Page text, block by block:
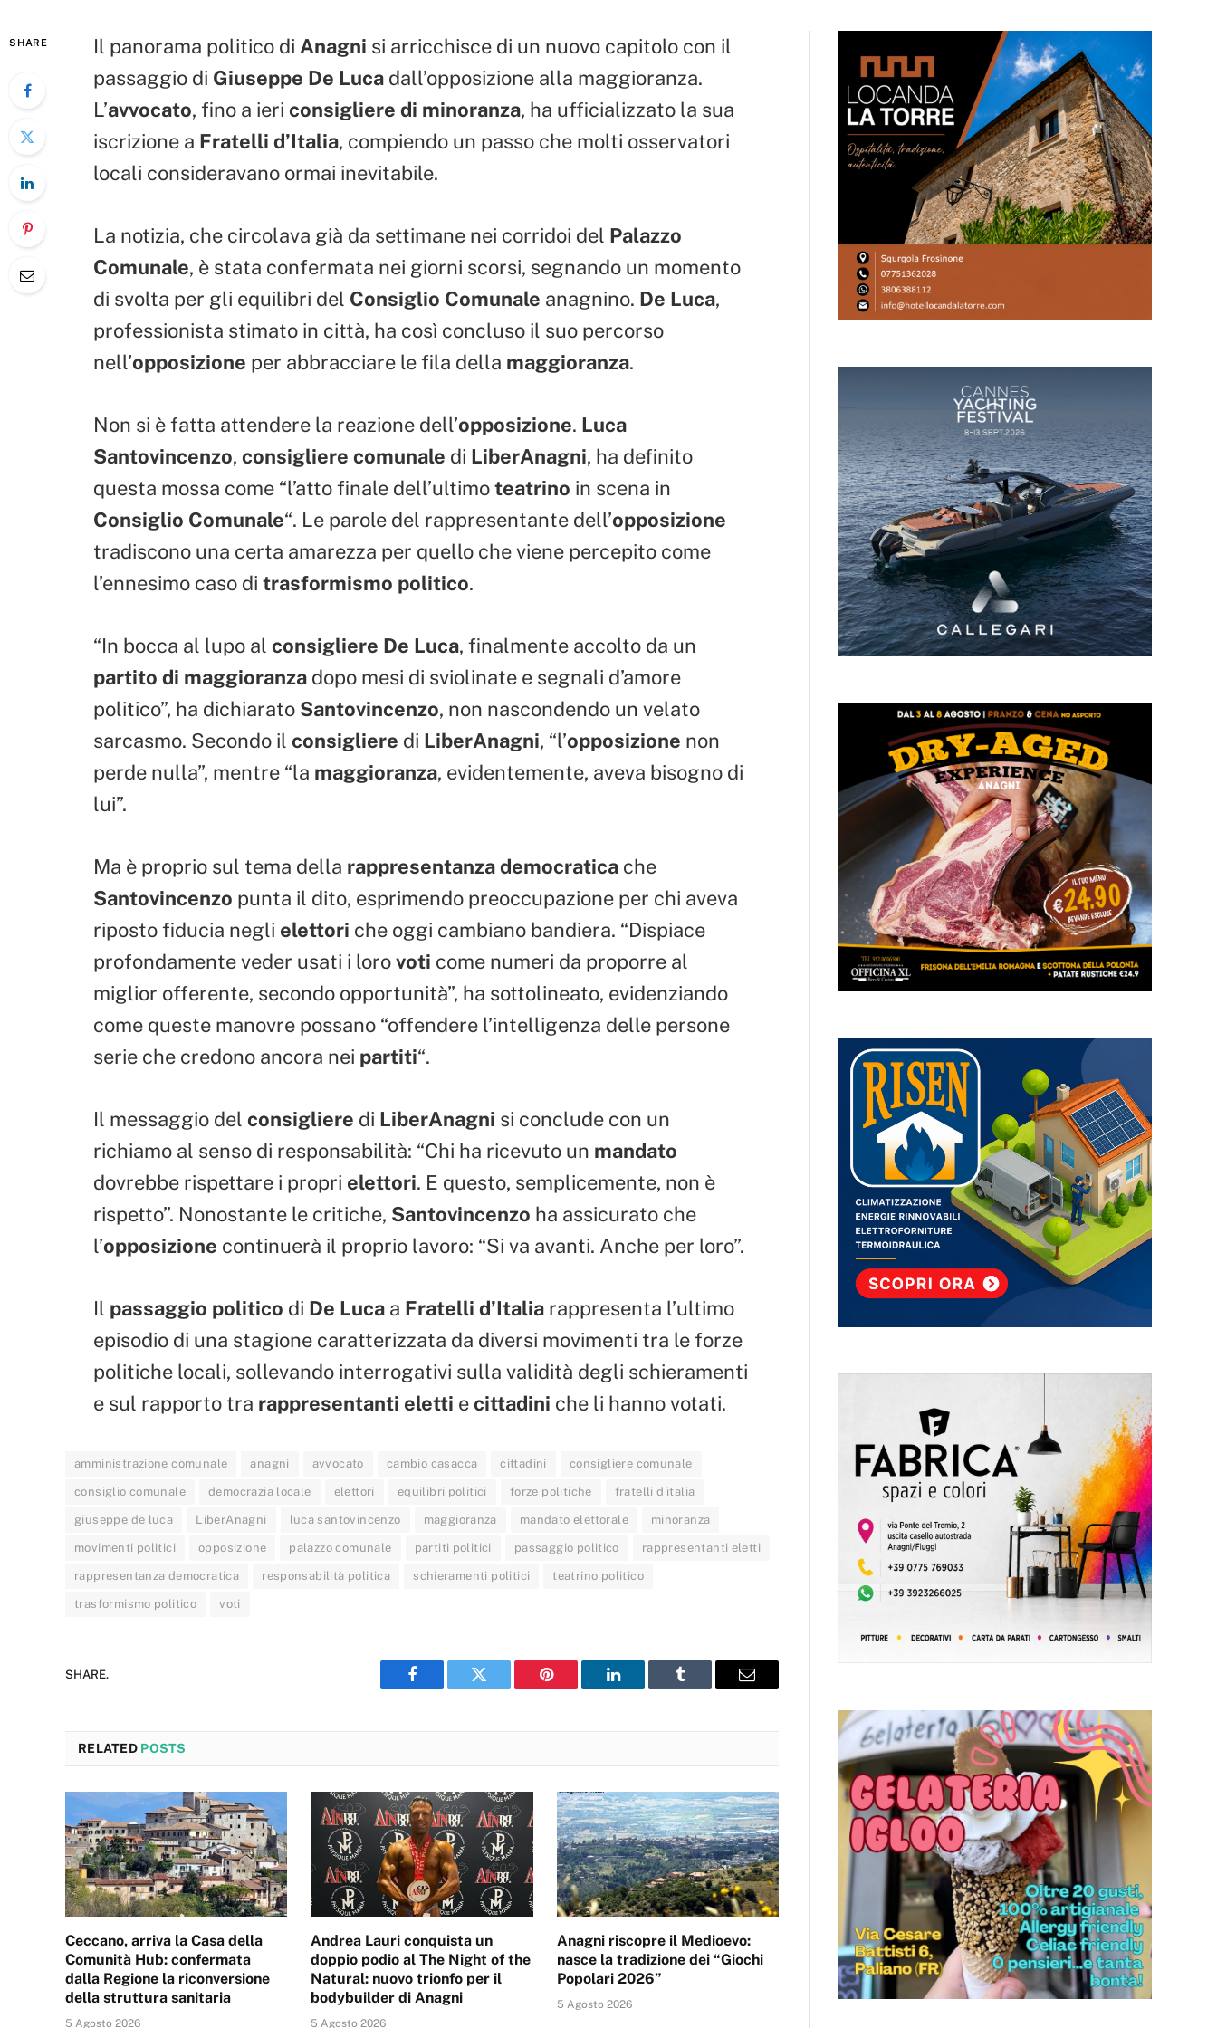
SHARE Il panorama politico di Anagni si arricchisce di un nuovo capitolo con il
passaggio di Giuseppe De Luca dall’opposizione alla maggioranza.
L’avvocato, fino a ieri consigliere di minoranza, ha ufficializzato la sua
iscrizione a Fratelli d’Italia, compiendo un passo che molti osservatori
locali consideravano ormai inevitabile.
La notizia, che circolava già da settimane nei corridoi del Palazzo
Comunale, è stata confermata nei giorni scorsi, segnando un momento
di svolta per gli equilibri del Consiglio Comunale anagnino. De Luca,
professionista stimato in città, ha così concluso il suo percorso
nell’opposizione per abbracciare le fila della maggioranza.
Non si è fatta attendere la reazione dell’opposizione. Luca
Santovincenzo, consigliere comunale di LiberAnagni, ha definito
questa mossa come “l’atto finale dell’ultimoteatrino in scena in
Consiglio Comunale“. Le parole del rappresentante dell’opposizione
tradiscono una certa amarezza per quello che viene percepito come
l’ennesimo caso di trasformismo politico.
“In bocca al lupo al consigliere De Luca, finalmente accolto da un
partito di maggioranza dopo mesi di sviolinate e segnali d’amore
politico”, ha dichiarato Santovincenzo, non nascondendo un velato
sarcasmo. Secondo il consigliere di LiberAnagni, “l’opposizione non
perde nulla”, mentre “la maggioranza, evidentemente, aveva bisogno di
lui”.
Ma è proprio sul tema della rappresentanza democratica che
Santovincenzo punta il dito, esprimendo preoccupazione per chi aveva
riposto fiducia negli elettori che oggi cambiano bandiera. “Dispiace
profondamente veder usati i lorovoti come numeri da proporre al
miglior offerente, secondo opportunità”, ha sottolineato, evidenziando
come queste manovre possano “offendere l’intelligenza delle persone
serie che credono ancora nei partiti“.
Il messaggio del consigliere di LiberAnagni si conclude con un
richiamo al senso di responsabilità: “Chi ha ricevuto un mandato
dovrebbe rispettare i propri elettori. E questo, semplicemente, non è
rispetto”. Nonostante le critiche, Santovincenzo ha assicurato che
l’opposizione continuerà il proprio lavoro: “Si va avanti. Anche per loro”.
Il passaggio politico di De Luca a Fratelli d’Italia rappresenta l’ultimo
episodio di una stagione caratterizzata da diversi movimenti tra le forze
politiche locali, sollevando interrogativi sulla validità degli schieramenti
e sul rapporto tra rappresentanti eletti ecittadini che li hanno votati.
amministrazione comunale anagni avvocato cambio casacca cittadini consigliere comunale
consiglio comunale democrazia locale elettori equilibri politici forze politiche fratelli d'italia
giuseppe de luca LiberAnagni luca santovincenzo maggioranza mandato elettorale minoranza
movimenti politici opposizione palazzo comunale partiti politici passaggio politico rappresentanti eletti
rappresentanza democratica responsabilità politica schieramenti politici teatrino politico
trasformismo politico voti
SHARE.
Facebook Twitter Pinterest LinkedIn Tumblr Email
RELATED POSTS
Ceccano, arriva la Casa della
Comunità Hub: confermata
dalla Regione la riconversione
della struttura sanitaria
5 Agosto 2026
Andrea Lauri conquista un
doppio podio al The Night of the
Natural: nuovo trionfo per il
bodybuilder di Anagni
5 Agosto 2026
Anagni riscopre il Medioevo:
nasce la tradizione dei “Giochi
Popolari 2026”
5 Agosto 2026